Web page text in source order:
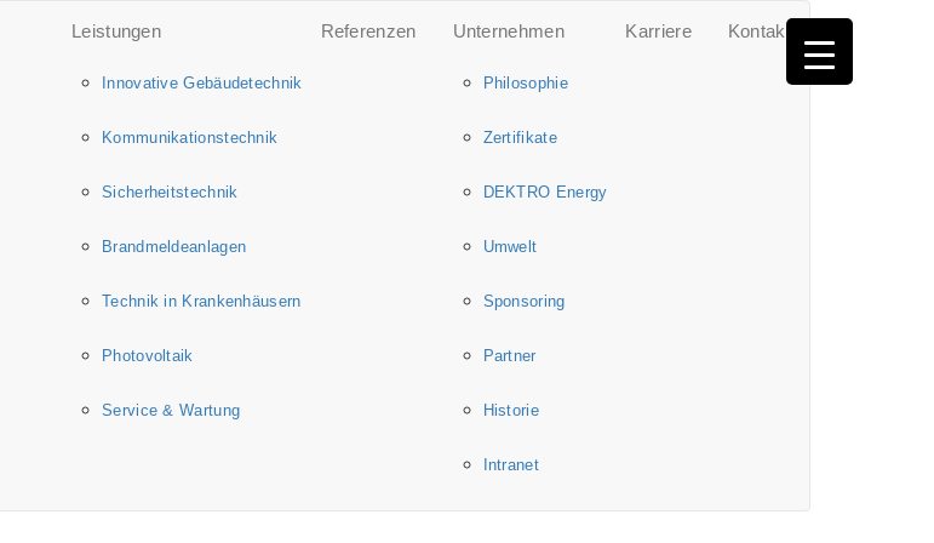
Leistungen
Innovative Gebäudetechnik
Kommunikationstechnik
Sicherheitstechnik
Brandmeldeanlagen
Technik in Krankenhäusern
Photovoltaik
Service & Wartung
Referenzen Unternehmen
Philosophie
Zertifikate
DEKTRO Energy
Umwelt
Sponsoring
Partner
Historie
Intranet
Karriere Kontakt